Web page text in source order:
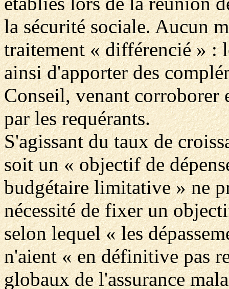
la sécurité sociale. Aucun
traitement « différencié » :
ainsi d'apporter des
Conseil, venant corroborer
par les requérants.
S'agissant du taux de
soit un « objectif de
budgétaire limitative » ne
nécessité de fixer un
selon lequel « les
n'aient « en définitive pas
globaux de l'assurance